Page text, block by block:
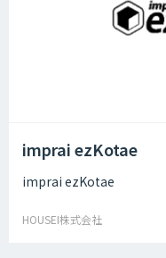
imprai ezKotae
imprai ezKotae
HOUSEI株式会社